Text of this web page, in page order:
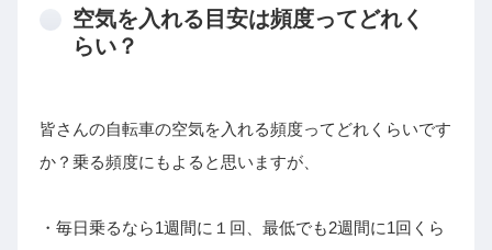
空気を入れる目安は頻度ってどれく
らい？
皆さんの自転車の空気を入れる頻度ってどれくらいです
か？乗る頻度にもよると思いますが、
・毎日乗るなら1週間に１回、最低でも2週間に1回くら